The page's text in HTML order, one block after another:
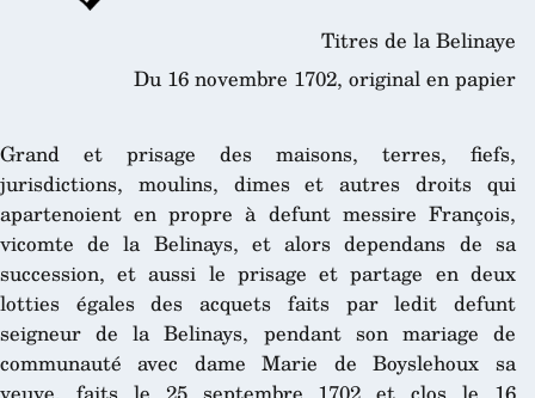
Titres de la Belinaye
Du 16 novembre 1702, original en papier
Grand et prisage des maisons, terres, fiefs,
jurisdictions, moulins, dimes et autres droits qui
apartenoient en propre à defunt messire François,
vicomte de la Belinays, et alors dependans de sa
succession, et aussi le prisage et partage en deux
lotties égales des acquets faits par ledit defunt
seigneur de la Belinays, pendant son mariage de
communauté avec dame Marie de Boyslehoux sa